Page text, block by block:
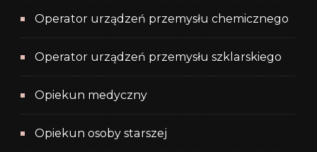
Operator urządzeń przemysłu chemicznego
Operator urządzeń przemysłu szklarskiego
Opiekun medyczny
Opiekun osoby starszej